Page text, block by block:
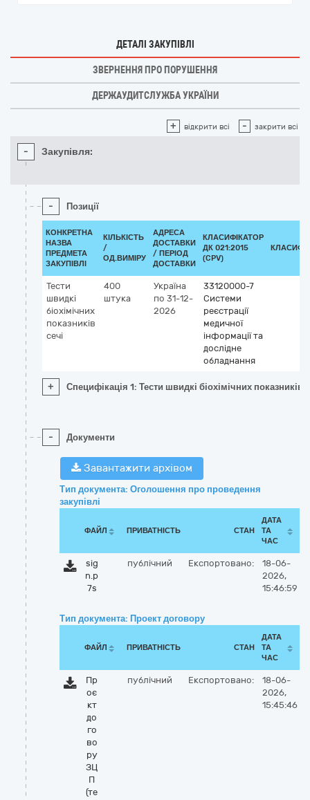
ДЕТАЛІ ЗАКУПІВЛІ
ЗВЕРНЕННЯ ПРО ПОРУШЕННЯ
ДЕРЖАУДИТСЛУЖБА УКРАЇНИ
+ відкрити всі - закрити всі
- Закупівля:
- Позиції
КОНКРЕТНА
НАЗВА
ПРЕДМЕТА
ЗАКУПІВЛІ
КІЛЬКІСТЬ
/
ОД.ВИМІРУ
АДРЕСА
ДОСТАВКИ
/ ПЕРІОД
ДОСТАВКИ
КЛАСИФІКАТОР
ДК 021:2015
(CPV)
Тести
швидкі
біохімічних
показників
сечі
400
штука
Україна
по 31-12-
2026
33120000-7
Системи
реєстрації
медичної
інформації та
дослідне
обладнання
+ Специфікація 1: Тести швидкі біохімічних показників
- Документи
Завантажити архівом
Тип документа: Оголошення про проведення
закупівлі
ФАЙЛ ПРИВАТНІСТЬ СТАН
ДАТА
ТА
ЧАС
sig
n.p
7s
публічний Експортовано:
18-06-
2026,
15:46:59
Тип документа: Проект договору
ФАЙЛ ПРИВАТНІСТЬ СТАН
ДАТА
ТА
ЧАС
Пр
оє
кт
до
го
во
ру
ЗЦ
П
(те
публічний Експортовано:
18-06-
2026,
15:45:46